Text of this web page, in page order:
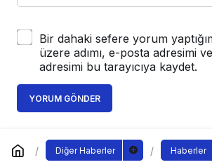
Bir dahaki sefere yorum
üzere adımı, e-posta adresimi
adresimi bu tarayıcıya kaydet.
YORUM GÖNDER
Diğer Haberler Haberler